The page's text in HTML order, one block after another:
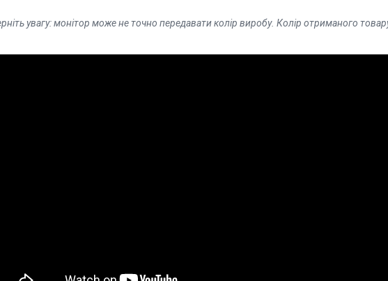
увагу: монітор може не точно передавати колір виробу. Колір отриманого